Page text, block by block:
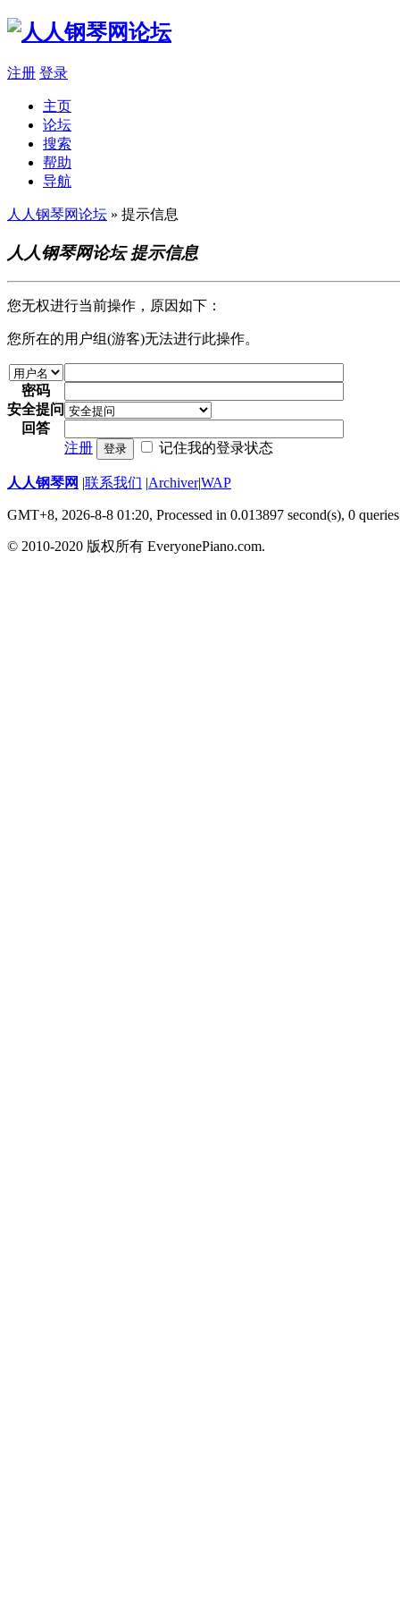
注册 登录
主页
论坛
搜索
帮助
导航
人人钢琴网论坛 » 提示信息
人人钢琴网论坛 提示信息
您无权进行当前操作，原因如下：
您所在的用户组(游客)无法进行此操作。
密码
安全提问
回答
注册
登录 记住我的登录状态
人人钢琴网 |联系我们 |Archiver|WAP
GMT+8, 2026-8-8 01:20, Processed in 0.013897 second(s), 0 queries
© 2010-2020 版权所有 EveryonePiano.com.